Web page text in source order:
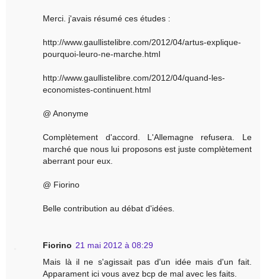
Merci. j'avais résumé ces études :
http://www.gaullistelibre.com/2012/04/artus-explique-
pourquoi-leuro-ne-marche.html
http://www.gaullistelibre.com/2012/04/quand-les-
economistes-continuent.html
@ Anonyme
Complètement d'accord. L'Allemagne refusera. Le
marché que nous lui proposons est juste complètement
aberrant pour eux.
@ Fiorino
Belle contribution au débat d'idées.
Fiorino 21 mai 2012 à 08:29
Mais là il ne s'agissait pas d'un idée mais d'un fait.
Apparament ici vous avez bcp de mal avec les faits.